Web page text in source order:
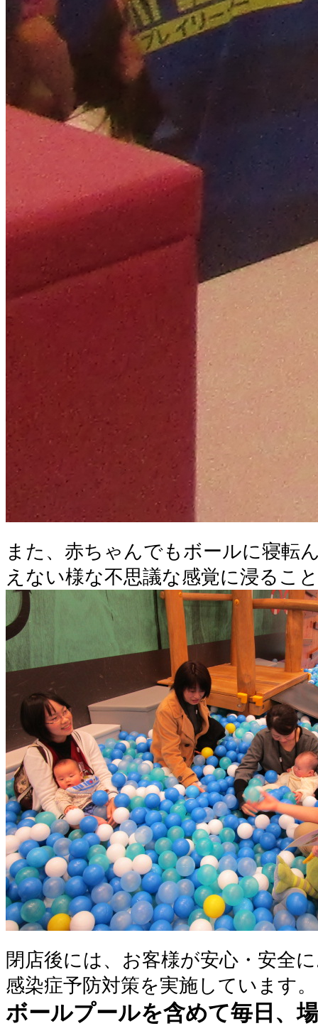
また、赤ちゃんでもボールに寝転
えない様な不思議な感覚に浸るこ
閉店後には、お客様が安心・安全
感染症予防対策を実施しています。
ボールプールを含めて毎日、